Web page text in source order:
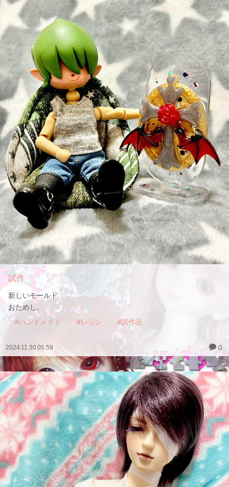
試作
新しいモールド
おためし。
#ハンドメイド
#レジン #試作品
2024.11.30 05:59 0